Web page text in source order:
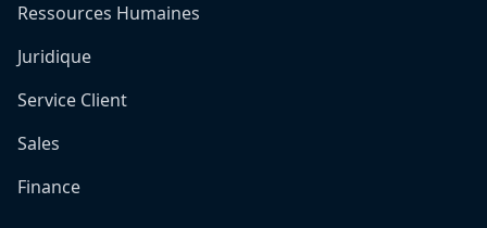
Ressources Humaines
Juridique
Service Client
Sales
Finance